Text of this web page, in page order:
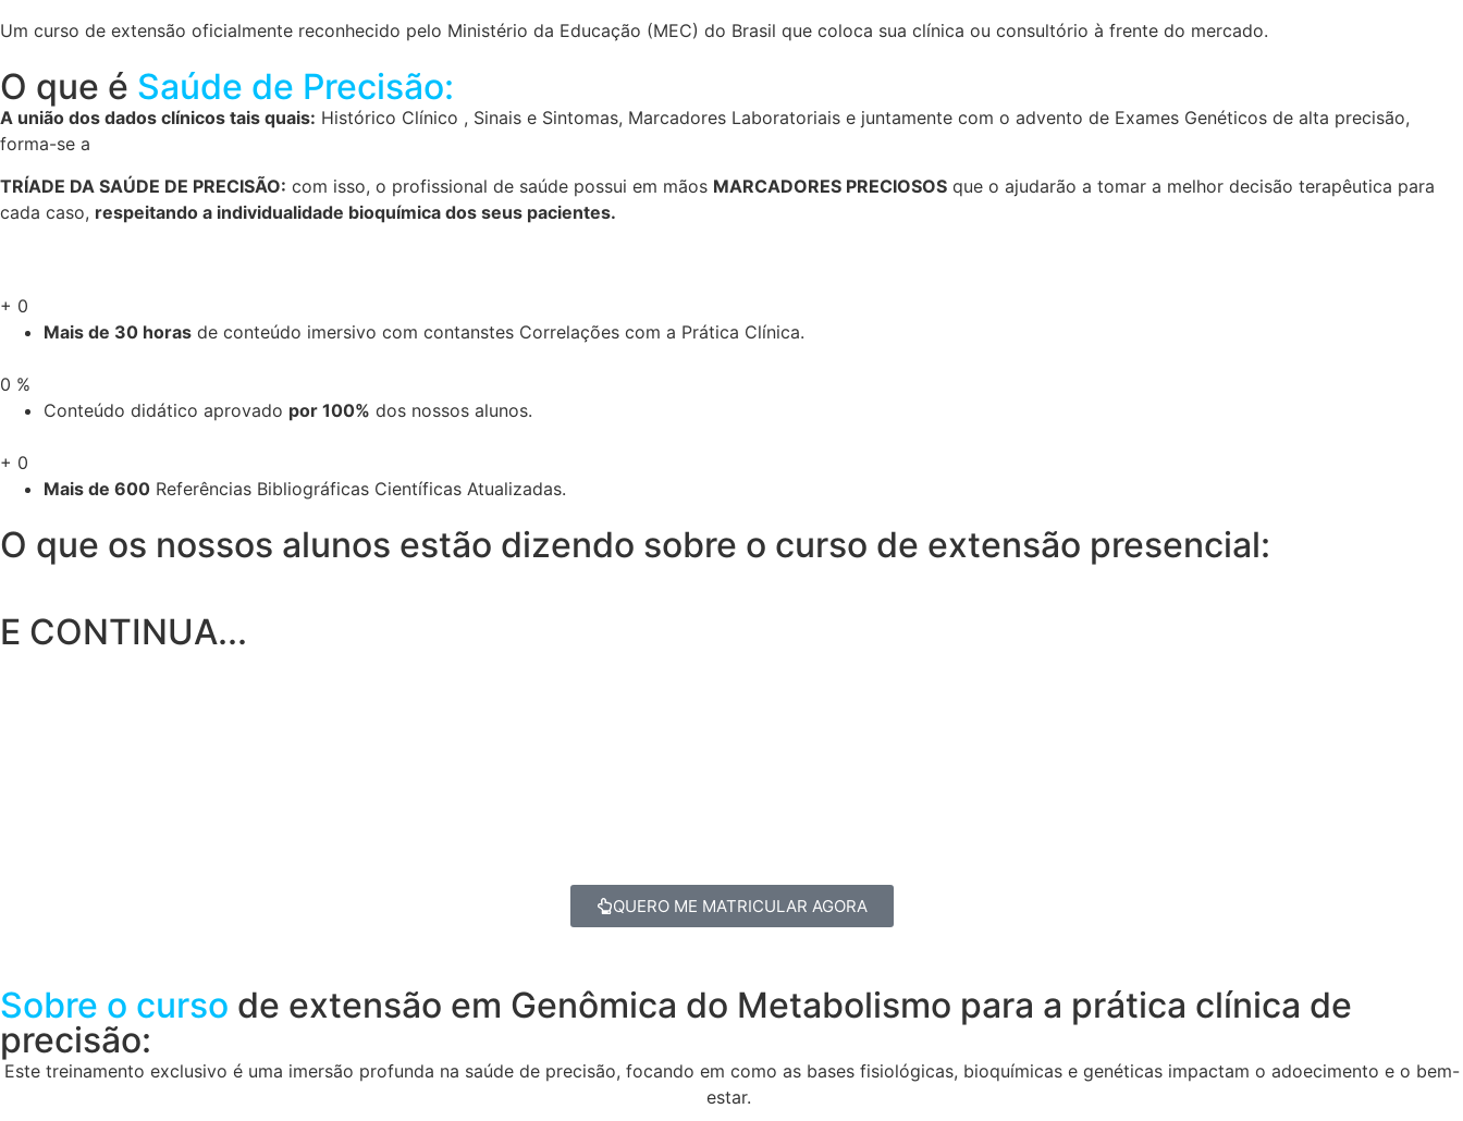
Um curso de extensão oficialmente reconhecido pelo Ministério da Educação (MEC) do Brasil que coloca sua clínica ou consultório à frente do mercado.
O que é Saúde de Precisão:
A união dos dados clínicos tais quais: Histórico Clínico , Sinais e Sintomas, Marcadores Laboratoriais e juntamente com o advento de Exames Genéticos de alta precisão,
forma-se a
TRÍADE DA SAÚDE DE PRECISÃO: com isso, o profissional de saúde possui em mãos MARCADORES PRECIOSOS que o ajudarão a tomar a melhor decisão terapêutica para
cada caso, respeitando a individualidade bioquímica dos seus pacientes.
+ 0
Mais de 30 horas de conteúdo imersivo com contanstes Correlações com a Prática Clínica.
0 %
Conteúdo didático aprovado por 100% dos nossos alunos.
+ 0
Mais de 600 Referências Bibliográficas Científicas Atualizadas.
O que os nossos alunos estão dizendo sobre o curso de extensão presencial:
E CONTINUA...
QUERO ME MATRICULAR AGORA
Sobre o curso de extensão em Genômica do Metabolismo para a prática clínica de
precisão:
Este treinamento exclusivo é uma imersão profunda na saúde de precisão, focando em como as bases fisiológicas, bioquímicas e genéticas impactam o adoecimento e o bem-
estar.